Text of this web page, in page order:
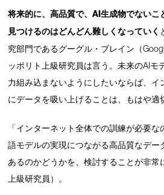
将来的に、高品質で、AI生成物でないこ
見つけるのはどんどん難しくなっていく
究部門であるグーグル・ブレイン（
ッポリト上級研究員は言う。未来のAIモ
力組み込まないようにしたいならば、イ
にデータを吸い上げることは、もはや適
「インターネット全体での訓練が必要
語モデルの実現につながる高品質なデー
あるのかどうかを、検討することが非常
上級研究員）。